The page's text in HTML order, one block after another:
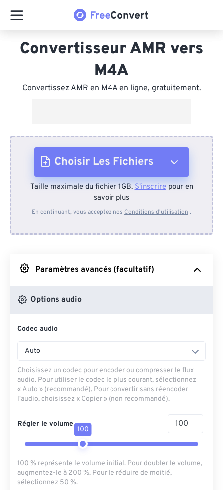
Convertisseur AMR vers
M4A
Convertissez AMR en M4A en ligne, gratuitement.
Choisir Les Fichiers
Depuis l'appareil
Depuis Google Drive
Depuis OneDrive
Taille maximale du fichier 1GB.S'inscrirepour en
savoir plus
En continuant, vous acceptez nos Conditions d'utilisation .
Paramètres avancés (facultatif)
Options audio
Codec audio
Auto
Choisissez un codec pour encoder ou compresser le flux
audio. Pour utiliser le codec le plus courant, sélectionnez
« Auto » (recommandé). Pour convertir sans réencoder
l'audio, choisissez « Copier » (non recommandé).
Régler le volume
100
100 % représente le volume initial. Pour doubler le volume,
augmentez-le à 200 %. Pour le réduire de moitié,
sélectionnez 50 %.